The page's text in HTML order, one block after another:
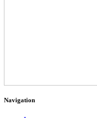
Navigation